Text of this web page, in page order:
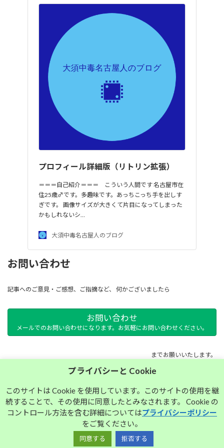
プロフィール詳細版（リトリン拡張）
＝＝＝自己紹介＝＝＝ こういう人間です 名古屋市在
住25歳♂です。多趣味です。あっちこっち手を出しす
ぎです。 画像サイズが大きくて片目になってしまった
かもしれないシ…
大須中毒名古屋人のブログ
お問い合わせ
記事へのご意見・ご感想、ご指摘など、 何かございましたら
お問い合わせ
メールでのお問い合わせになります。お気軽にお問い合わせください。
までお願いいたします。
プライバシーポリシー
Copyright © 大須中毒名古屋人のブログ All Rights Reserved.
プライバシーと Cookie
このサイトは Cookie を使用しています。このサイトの使用を継
続することで、その使用に同意したとみなされます。 Cookie の
コントロール方法を含む詳細についてはプライバシーポリシー
をご覧ください。
同意する 拒否する